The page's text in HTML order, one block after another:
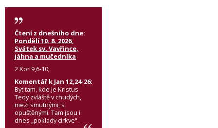
Čtení z dnešního dne:
Pondělí 10. 8. 2026,
Svátek sv. Vavřince,
jáhna a mučedníka
2 Kor 9,6-10;
Komentář k Jan 12,24-26:
Být tam, kde je Kristus.
Tedy zvláště v chudých,
mezi smutnými, s
opuštěnými. Tam jsou i
dnes „poklady církve“.